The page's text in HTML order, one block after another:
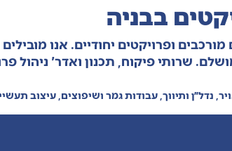
בבניה
ופרויקטים יחודיים. אנו מובילים
שרותי פיקוח, תכנון ואדר' ניהול
נדל״ן ותיווך ,עבודות גמר ושיפוצים ,עיצוב